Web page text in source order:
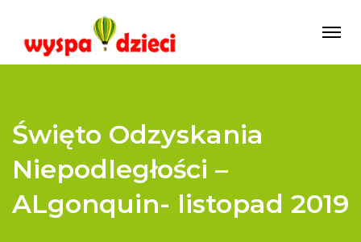
Święto Odzyskania
Niepodległości –
ALgonquin- listopad 2019